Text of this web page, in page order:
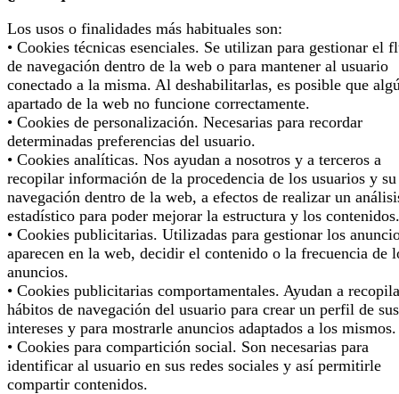
Los usos o finalidades más habituales son:
• Cookies técnicas esenciales. Se utilizan para gestionar el
de navegación dentro de la web o para mantener al usuario
conectado a la misma. Al deshabilitarlas, es posible que
apartado de la web no funcione correctamente.
• Cookies de personalización. Necesarias para recordar
determinadas preferencias del usuario.
• Cookies analíticas. Nos ayudan a nosotros y a terceros a
recopilar información de la procedencia de los usuarios y su
navegación dentro de la web, a efectos de realizar un
estadístico para poder mejorar la estructura y los contenidos.
• Cookies publicitarias. Utilizadas para gestionar los
aparecen en la web, decidir el contenido o la frecuencia de
anuncios.
• Cookies publicitarias comportamentales. Ayudan a
hábitos de navegación del usuario para crear un perfil de sus
intereses y para mostrarle anuncios adaptados a los mismos.
• Cookies para compartición social. Son necesarias para
identificar al usuario en sus redes sociales y así permitirle
compartir contenidos.